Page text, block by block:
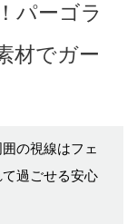
パーゴラ
材でガー
の視線はフェ
過ごせる安心